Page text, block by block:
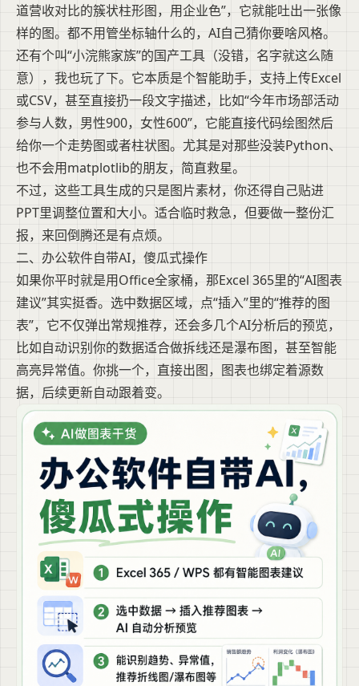
道营收对比的簇状柱形图，用企业色”，它就能吐出一张像
样的图。都不用管坐标轴什么的，AI自己猜你要啥风格。
还有个叫“小浣熊家族”的国产工具（没错，名字就这么随
意），我也玩了下。它本质是个智能助手，支持上传Excel
或CSV，甚至直接扔一段文字描述，比如“今年市场部活动
参与人数，男性900，女性600”，它能直接代码绘图然后
给你一个走势图或者柱状图。尤其是对那些没装Python、
也不会用matplotlib的朋友，简直救星。
不过，这些工具生成的只是图片素材，你还得自己贴进
PPT里调整位置和大小。适合临时救急，但要做一整份汇
报，来回倒腾还是有点烦。
二、办公软件自带AI，傻瓜式操作
如果你平时就是用Office全家桶，那Excel 365里的“AI图表
建议”其实挺香。选中数据区域，点“插入”里的“推荐的图
表”，它不仅弹出常规推荐，还会多几个AI分析后的预览，
比如自动识别你的数据适合做拆线还是瀑布图，甚至智能
高亮异常值。你挑一个，直接出图，图表也绑定着源数
据，后续更新自动跟着变。